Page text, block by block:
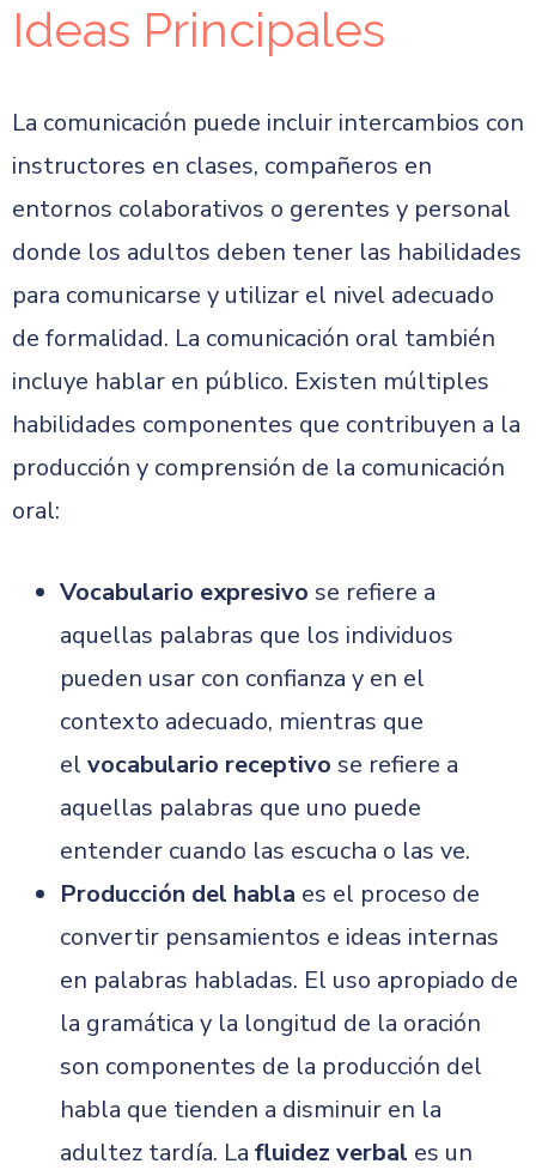
Ideas Principales
La comunicación puede incluir intercambios con
instructores en clases, compañeros en
entornos colaborativos o gerentes y personal
donde los adultos deben tener las habilidades
para comunicarse y utilizar el nivel adecuado
de formalidad. La comunicación oral también
incluye hablar en público. Existen múltiples
habilidades componentes que contribuyen a la
producción y comprensión de la comunicación
oral:
Vocabulario expresivo se refiere a
aquellas palabras que los individuos
pueden usar con confianza y en el
contexto adecuado, mientras que
el vocabulario receptivo se refiere a
aquellas palabras que uno puede
entender cuando las escucha o las ve.
Producción del habla es el proceso de
convertir pensamientos e ideas internas
en palabras habladas. El uso apropiado de
la gramática y la longitud de la oración
son componentes de la producción del
habla que tienden a disminuir en la
adultez tardía. La fluidez verbal es un